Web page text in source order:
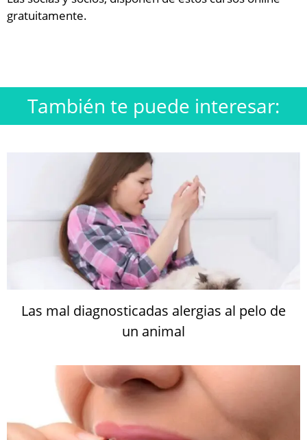
gratuitamente.
También te puede interesar:
Las mal diagnosticadas alergias al pelo de
un animal